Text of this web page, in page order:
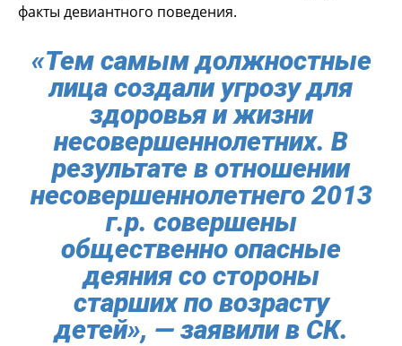
факты девиантного поведения.
«Тем самым должностные
лица создали угрозу для
здоровья и жизни
несовершеннолетних. В
результате в отношении
несовершеннолетнего 2013
г.р. совершены
общественно опасные
деяния со стороны
старших по возрасту
детей», — заявили в СК.